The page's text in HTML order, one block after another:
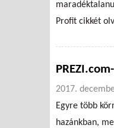
Profit cikkét
2017.
Egyre több
hazánkban,